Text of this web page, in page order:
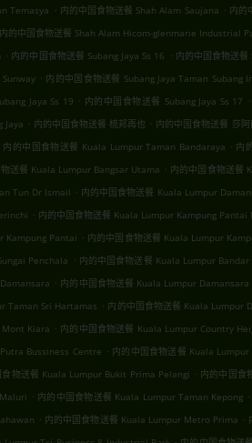
Temasya . 内的中国食物送餐 Shah Alam Saujana . 内的
内的中国食物送餐 Shah Alam Hicom-glenmarie Industrial
. 内的中国食物送餐 Subang Jaya Ss 16 . 内的中国食物送餐
Sunway . 内的中国食物送餐 Subang Jaya Taman Subang
Jaya Ss 19 . 内的中国食物送餐 Subang Jaya Ss 17 .
Jaya . 内的中国食物送餐 梳邦再也 . 内的中国食物送餐 莎
内的中国食物送餐 Kuala Lumpur Taman Bandaraya . 内
物送餐 Kuala Lumpur Bangsar Utama . 内的中国食物送餐
Tun Dr Ismail . 内的中国食物送餐 Kuala Lumpur
. 内的中国食物送餐 Kuala Lumpur Kampung Pantai
Kampung Pantai . 内的中国食物送餐 Kuala Lumpur
Penchala . 内的中国食物送餐 Kuala Lumpur
. 内的中国食物送餐 Kuala Lumpur Damansara
Taman Sri Hartamas . 内的中国食物送餐 Kuala Lumpur
Mont Kiara . 内的中国食物送餐 Kuala Lumpur Country
Bussiness Centre . 内的中国食物送餐 Kuala
食物送餐 Kuala Lumpur Bukit Prima Pelangi . 内的中国食
. 内的中国食物送餐 Kuala Lumpur Taman Kepong .
. 内的中国食物送餐 Kuala Lumpur Metro Prima .
.